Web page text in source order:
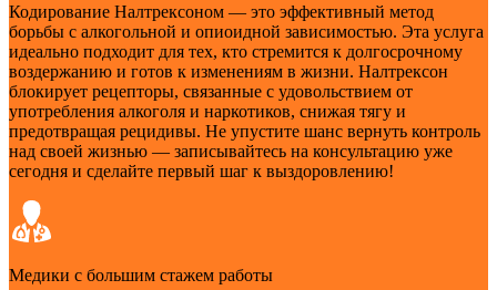
Кодирование Налтрексоном — это эффективный метод
борьбы с алкогольной и опиоидной зависимостью. Эта услуга
идеально подходит для тех, кто стремится к долгосрочному
воздержанию и готов к изменениям в жизни. Налтрексон
блокирует рецепторы, связанные с удовольствием от
употребления алкоголя и наркотиков, снижая тягу и
предотвращая рецидивы. Не упустите шанс вернуть контроль
над своей жизнью — записывайтесь на консультацию уже
сегодня и сделайте первый шаг к выздоровлению!
Медики с большим стажем работы